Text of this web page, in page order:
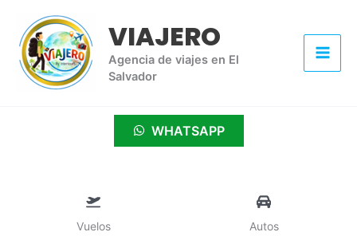
contenido
VIAJERO
Agencia de viajes en El
Salvador
WHATSAPP
Vuelos Autos